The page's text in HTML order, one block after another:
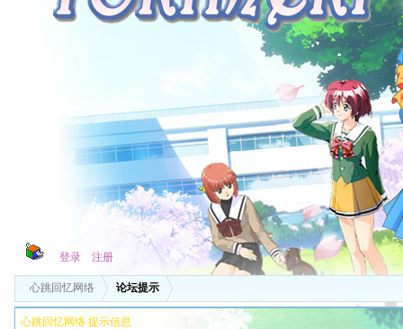
登录 注册
心跳回忆网络 论坛提示
心跳回忆网络 提示信息